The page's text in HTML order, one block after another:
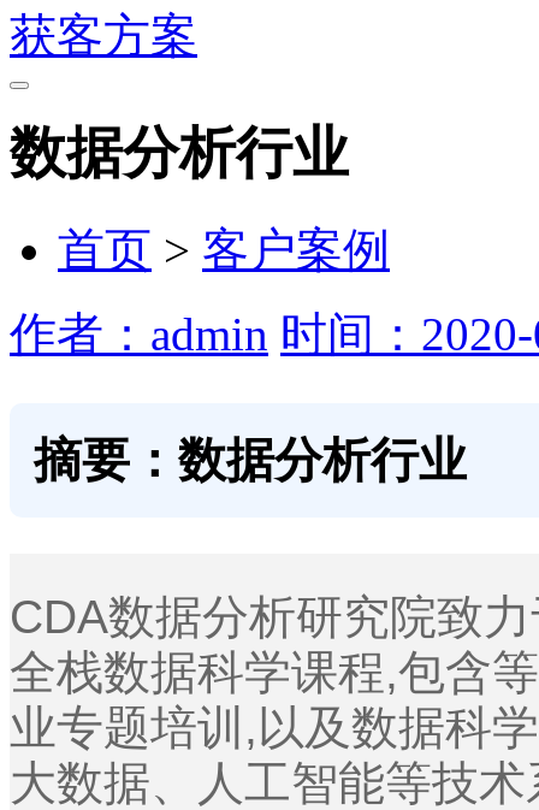
获客方案
数据分析行业
首页 > 客户案例
作者：admin 时间：
摘要：数据分析行业
CDA数据分析研究院致
全栈数据科学课程,包含
业专题培训,以及数据科
大数据、人工智能等技